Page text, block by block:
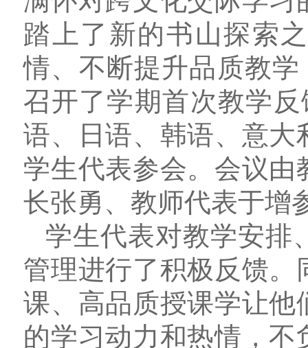
踏上了新的书山探索
情、不断提升品质教
召开了学期首次教学
语、日语、韩语、意
学生代表参会。会议
长张勇、教师代表于增
学生代表对教学安排
管理进行了积极反馈
课、高品质授课学让
的学习动力和热情，